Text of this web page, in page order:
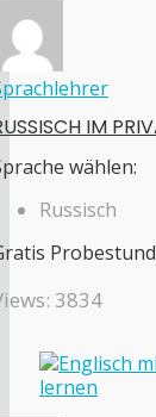
IM
wählen:
Russisch
3834